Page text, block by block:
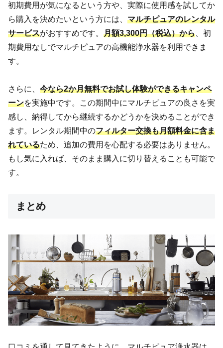
初期費用が気になるという方や、実際に使用感を試してか
ら購入を決めたいという方には、 マルチピュアのレンタル
サービスがおすすめです。 月額3,300円（税込）から 、初
期費用なしでマルチピュアの高機能浄水器を利用できま
す。
さらに、 今なら2か月無料でお試し体験ができるキャンペ
ーンを実施中です。この期間中にマルチピュアの良さを実
感し、納得してから継続するかどうかを決めることができ
ます。レンタル期間中のフィルター交換も月額料金に含ま
れているため、追加の費用を心配する必要はありません。
もし気に入れば、そのまま購入に切り替えることも可能で
す。
まとめ